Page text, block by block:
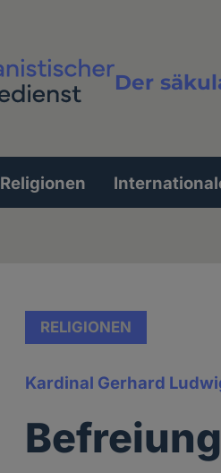
Der
Religionen
RELIGIONEN
Kardinal Gerhard